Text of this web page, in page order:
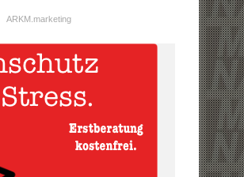
ARKM.marketing